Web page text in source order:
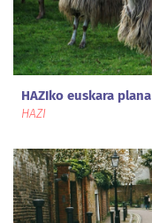
HAZIko euskara plana
HAZI